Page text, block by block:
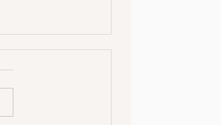
A ESTUDIANTE
DROGAS PARA
a colaborar para el crimen